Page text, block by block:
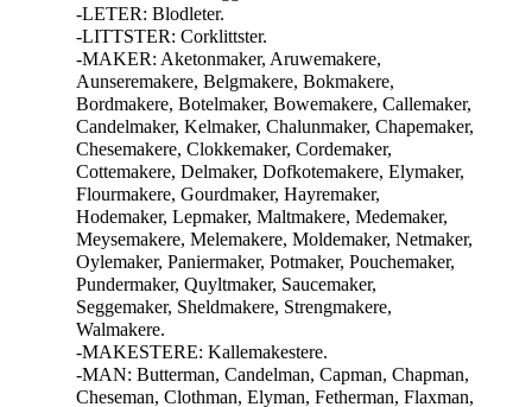
-LETER: Blodleter.
-LITTSTER: Corklittster.
-MAKER: Aketonmaker, Aruwemakere,
Aunseremakere, Belgmakere, Bokmakere,
Bordmakere, Botelmaker, Bowemakere, Callemaker,
Candelmaker, Kelmaker, Chalunmaker, Chapemaker,
Chesemakere, Clokkemaker, Cordemaker,
Cottemakere, Delmaker, Dofkotemakere, Elymaker,
Flourmakere, Gourdmaker, Hayremaker,
Hodemaker, Lepmaker, Maltmakere, Medemaker,
Meysemakere, Melemakere, Moldemaker, Netmaker,
Oylemaker, Paniermaker, Potmaker, Pouchemaker,
Pundermaker, Quyltmaker, Saucemaker,
Seggemaker, Sheldmakere, Strengmakere,
Walmakere.
-MAKESTERE: Kallemakestere.
-MAN: Butterman, Candelman, Capman, Chapman,
Cheseman, Clothman, Elyman, Fetherman, Flaxman,